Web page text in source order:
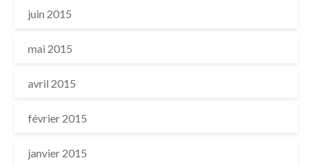
juin 2015
mai 2015
avril 2015
février 2015
janvier 2015